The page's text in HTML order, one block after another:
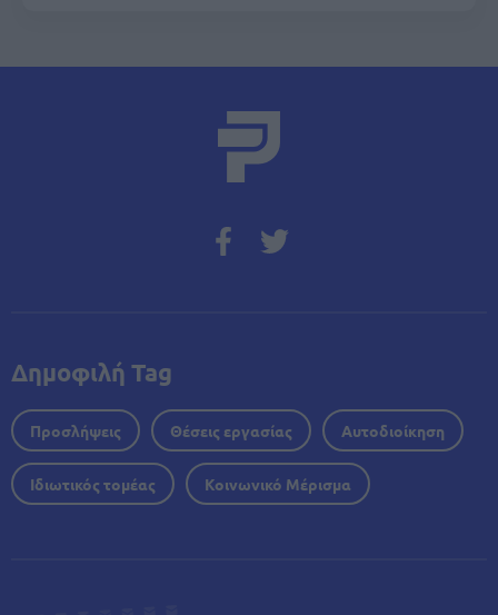
Δημοφιλή Tag
Προσλήψεις Θέσεις εργασίας Αυτοδιοίκηση
Ιδιωτικός τομέας Κοινωνικό Μέρισμα